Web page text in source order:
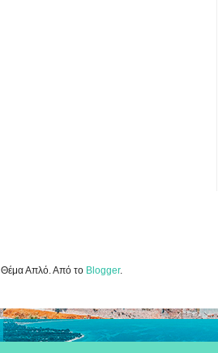
Θέμα Απλό. Από το Blogger.